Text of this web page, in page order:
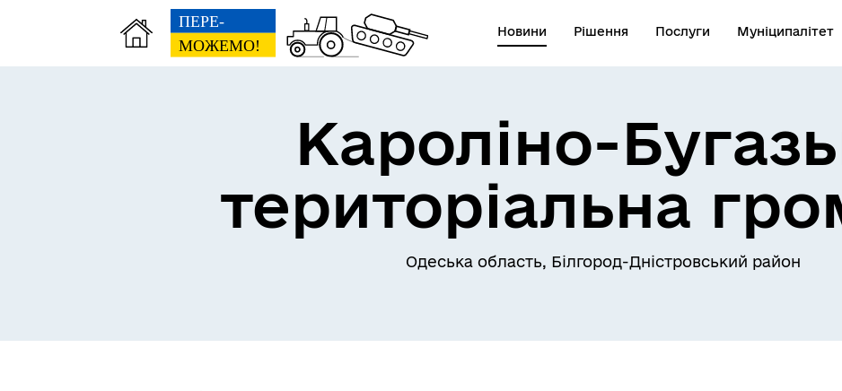
Новини Рішення Послуги Муніципалітет
Кароліно-
територіальна
Одеська область, Білгород-Дністровський район